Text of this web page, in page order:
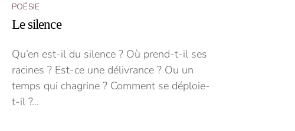
POÉSIE
Le silence
Qu’en est-il du silence ? Où prend-t-il ses
racines ? Est-ce une délivrance ? Ou un
temps qui chagrine ? Comment se déploie-
t-il ?…